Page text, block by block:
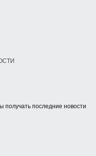
получать последние новости